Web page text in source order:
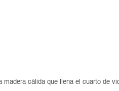
madera cálida que llena el cuarto de